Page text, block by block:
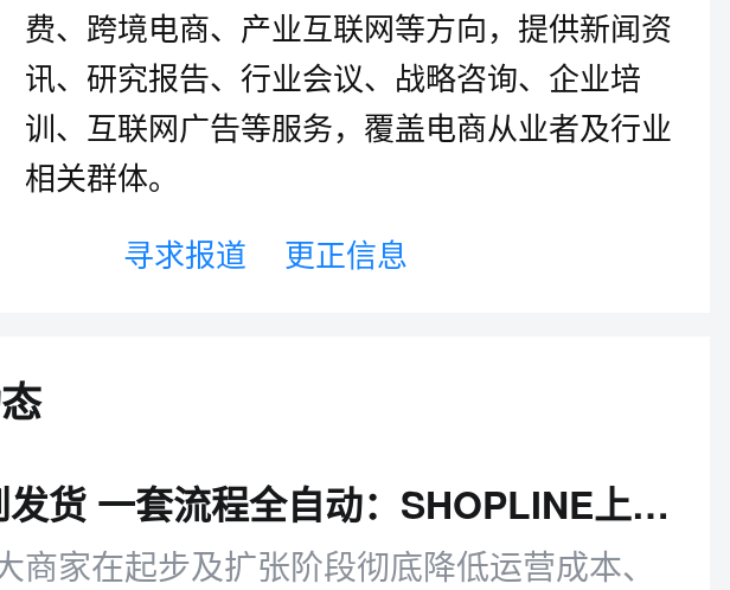
费、跨境电商、产业互联网等方向，提供新闻资
讯、研究报告、行业会议、战略咨询、企业培
训、互联网广告等服务，覆盖电商从业者及行业
相关群体。
寻求报道
更正信息
从找货到发货 一套流程全自动：SHOPLINE上新DSers 解锁跨境Dropshipping新玩法
商家在起步及扩张阶段彻底降低运营成本、